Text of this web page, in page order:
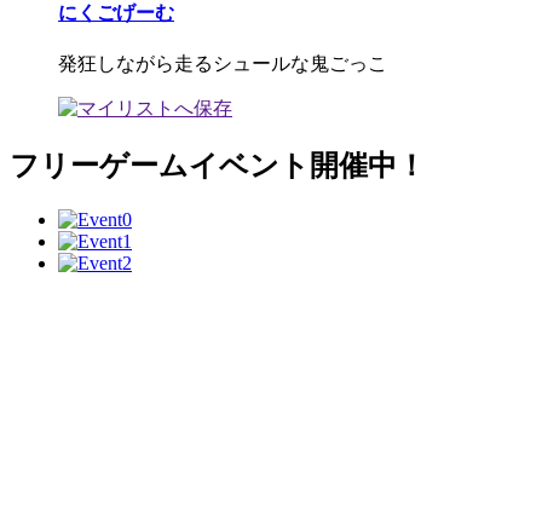
にくごげーむ
発狂しながら走るシュールな鬼ごっこ
フリーゲームイベント開催中！